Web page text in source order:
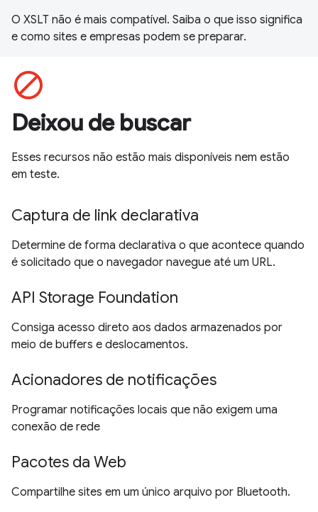
O XSLT não é mais compatível. Saiba o que isso significa
e como sites e empresas podem se preparar.
block
Deixou de buscar
Esses recursos não estão mais disponíveis nem estão
em teste.
Captura de link declarativa
Determine de forma declarativa o que acontece quando
é solicitado que o navegador navegue até um URL.
API Storage Foundation
Consiga acesso direto aos dados armazenados por
meio de buffers e deslocamentos.
Acionadores de notificações
Programar notificações locais que não exigem uma
conexão de rede
Pacotes da Web
Compartilhe sites em um único arquivo por Bluetooth.